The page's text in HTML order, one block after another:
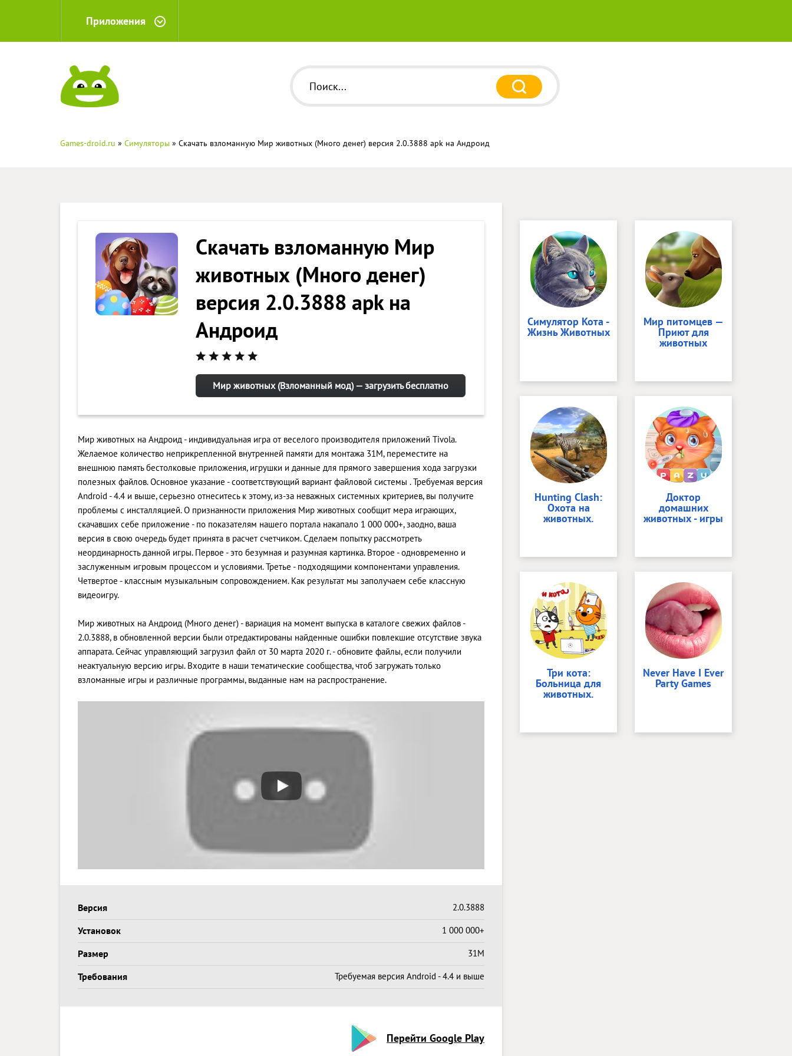
Приложения
Games-droid.ru » Симуляторы » Скачать взломанную Мир животных (Много денег) версия 2.0.3888 apk на Андроид
Скачать взломанную Мир
животных (Много денег)
версия 2.0.3888 apk на
Андроид
Мир животных (Взломанный мод) — загрузить бесплатно
Мир животных на Андроид - индивидуальная игра от веселого производителя приложений Tivola.
Желаемое количество неприкрепленной внутренней памяти для монтажа 31M, переместите на
внешнюю память бестолковые приложения, игрушки и данные для прямого завершения хода загрузки
полезных файлов. Основное указание - соответствующий вариант файловой системы . Требуемая версия
Android - 4.4 и выше, серьезно отнеситесь к этому, из-за неважных системных критериев, вы получите
проблемы с инсталляцией. О признанности приложения Мир животных сообщит мера играющих,
скачавших себе приложение - по показателям нашего портала накапало 1 000 000+, заодно, ваша
версия в свою очередь будет принята в расчет счетчиком. Сделаем попытку рассмотреть
неординарность данной игры. Первое - это безумная и разумная картинка. Второе - одновременно и
заслуженным игровым процессом и условиями. Третье - подходящими компонентами управления.
Четвертое - классным музыкальным сопровождением. Как результат мы заполучаем себе классную
видеоигру.
Мир животных на Андроид (Много денег) - вариация на момент выпуска в каталоге свежих файлов -
2.0.3888, в обновленной версии были отредактированы найденные ошибки повлекшие отсутствие звука
аппарата. Сейчас управляющий загрузил файл от 30 марта 2020 г. - обновите файлы, если получили
неактуальную версию игры. Входите в наши тематические сообщества, чтоб загружать только
взломанные игры и различные программы, выданные нам на распространение.
Версия 2.0.3888
Установок 1 000 000+
Размер 31M
Требования Требуемая версия Android - 4.4 и выше
Перейти Google Play
Симулятор Кота -
Жизнь Животных
Мир питомцев —
Приют для
животных
Hunting Clash:
Охота на
животных.
Доктор
домашних
животных - игры
Три кота:
Больница для
животных.
Never Have I Ever
Party Games